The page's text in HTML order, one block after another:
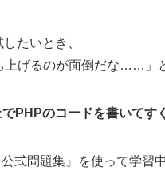
たいとき、
上げるのが面倒だな……」
PHPのコードを書いてす
式問題集』を使って学習